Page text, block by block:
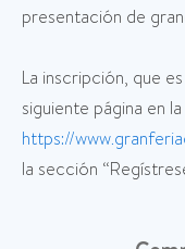
presentación de
La inscripción, que
siguiente página en
https://
la sección